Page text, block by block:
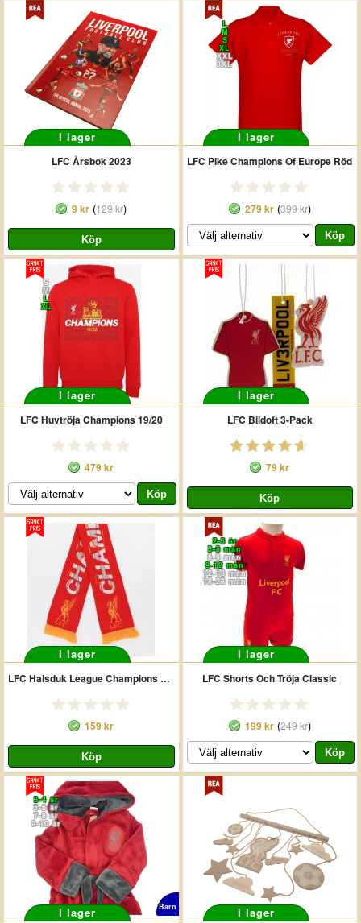
I lager
LFC Årsbok 2023
9 kr (129 kr)
L
M
S
XL
XXL
3XL
I lager
LFC Pike Champions Of Europe Röd
279 kr(399 kr)
S
M
L
XL
I lager
LFC Huvtröja Champions 19/20
479 kr
I lager
LFC Bildoft 3-Pack
79 kr
I lager
LFC Halsduk League Champions 19/20
159 kr
2-3 år
3-6 mån
6-9 mån
9-12 mån
12-18 mån
18-23 mån
I lager
LFC Shorts Och Tröja Classic
199 kr(249 kr)
3-4 år
5-6 år
7-8 år
9-10 år
I lager Barn I lager